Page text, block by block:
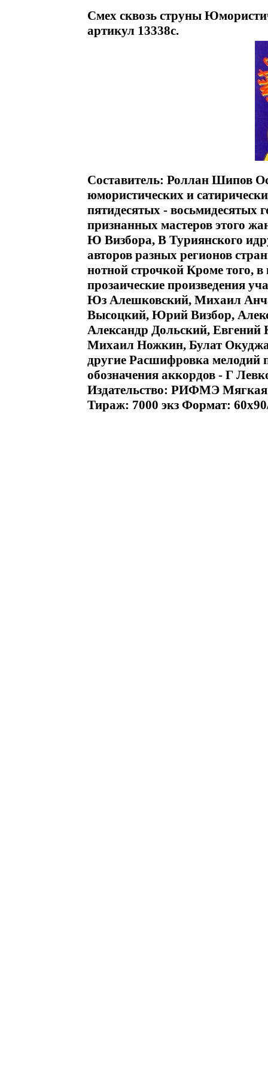
Смех сквозь струны
артикул 13338c.
Составитель: Роллан Шипов
юмористических и
пятидесятых - восьмидесятых
признанных мастеров этого
Ю Визбора, В Туриянского
авторов разных регионов
нотной строчкой Кроме того,
прозаические произведения
Юз Алешковский, Михаил
Высоцкий, Юрий Визбор,
Александр Дольский,
Михаил Ножкин, Булат
другие Расшифровка мелодий
обозначения аккордов - Г
Издательство: РИФМЭ Мягкая
Тираж: 7000 экз Формат: